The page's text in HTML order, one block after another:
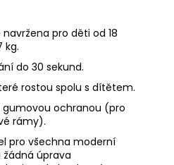
pro děti od 18
kg.
do 30 sekund.
rostou spolu s dítětem.
ochranou (pro
rámy).
pro všechna moderní
žádná úprava